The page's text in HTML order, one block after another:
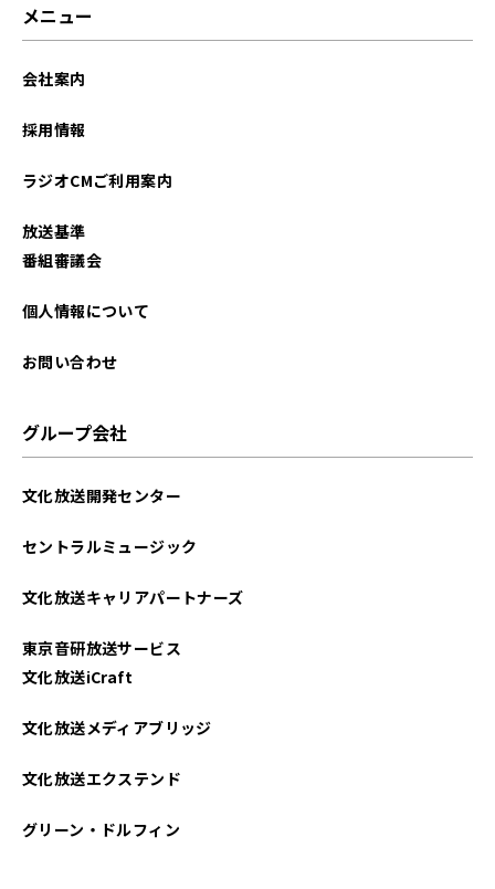
2025年08月
2025年05月
2024年12月
2024年11月
2024年10月
メニュー
会社案内
採用情報
ラジオCMご利用案内
放送基準
番組審議会
個人情報について
お問い合わせ
グループ会社
文化放送開発センター
セントラルミュージック
文化放送キャリアパートナーズ
東京音研放送サービス
文化放送iCraft
文化放送メディアブリッジ
文化放送エクステンド
グリーン・ドルフィン